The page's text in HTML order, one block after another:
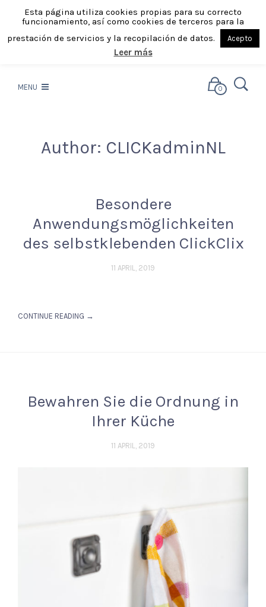
MENU 0
Author: CLICKadminNL
Besondere
Anwendungsmöglichkeiten
des selbstklebenden ClickClix
11 APRIL, 2019
CONTINUE READING →
Bewahren Sie die Ordnung in
Ihrer Küche
11 APRIL, 2019
Esta página utiliza cookies propias para su correcto
funcionamiento, así como cookies de terceros para la
prestación de servicios y la recopilación de datos.
Acepto
Leer más